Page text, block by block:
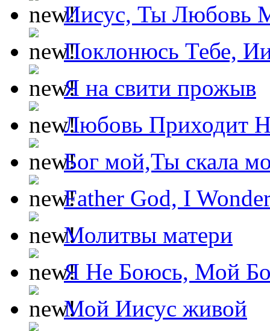
Иисус, Ты Любовь
Поклонюсь Тебе,
Я на свити прожыв
Любовь Приходит
Бог мой,Ты скала
Father God, I
Молитвы матери
Я Не Боюсь, Мой
Мой Иисус живой